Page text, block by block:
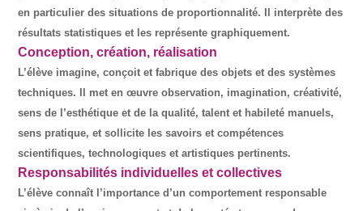
en particulier des situations de proportionnalité. Il interprète des
résultats statistiques et les représente graphiquement.
Conception, création, réalisation
L’élève imagine, conçoit et fabrique des objets et des systèmes
techniques. Il met en œuvre observation, imagination, créativité,
sens de l’esthétique et de la qualité, talent et habileté manuels,
sens pratique, et sollicite les savoirs et compétences
scientifiques, technologiques et artistiques pertinents.
Responsabilités individuelles et collectives
L’élève connaît l’importance d’un comportement responsable